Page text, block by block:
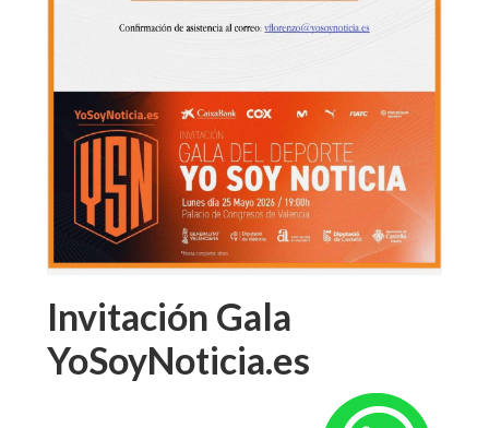
Invitación Gala
YoSoyNoticia.es